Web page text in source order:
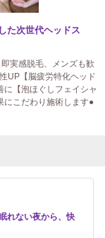
た次世代ヘッドス
実感脱毛、メンズも歓
UP【脳疲労特化ヘッド
【泡ほぐしフェイシャ
にこだわり施術します●
れない夜から、快